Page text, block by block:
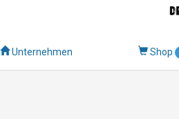
Unternehmen Shop